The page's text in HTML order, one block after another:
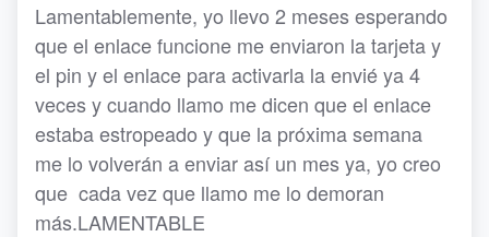
Lamentablemente, yo llevo 2 meses esperando
que el enlace funcione me enviaron la tarjeta y
el pin y el enlace para activarla la envié ya 4
veces y cuando llamo me dicen que el enlace
estaba estropeado y que la próxima semana
me lo volverán a enviar así un mes ya, yo creo
que cada vez que llamo me lo demoran
más.LAMENTABLE